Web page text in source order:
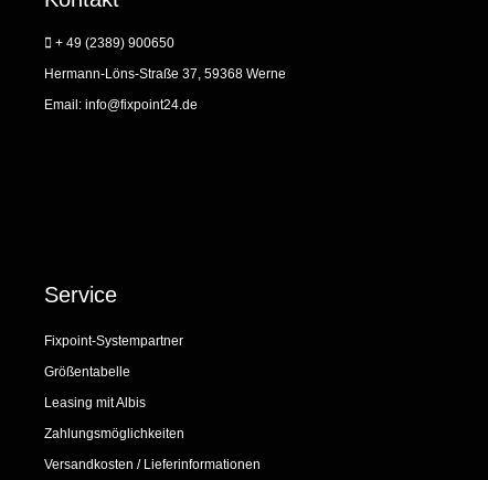
+ 49 (2389) 900650
Hermann-Löns-Straße 37, 59368 Werne
Email: info@fixpoint24.de
Service
Fixpoint-Systempartner
Größentabelle
Leasing mit Albis
Zahlungsmöglichkeiten
Versandkosten / Lieferinformationen